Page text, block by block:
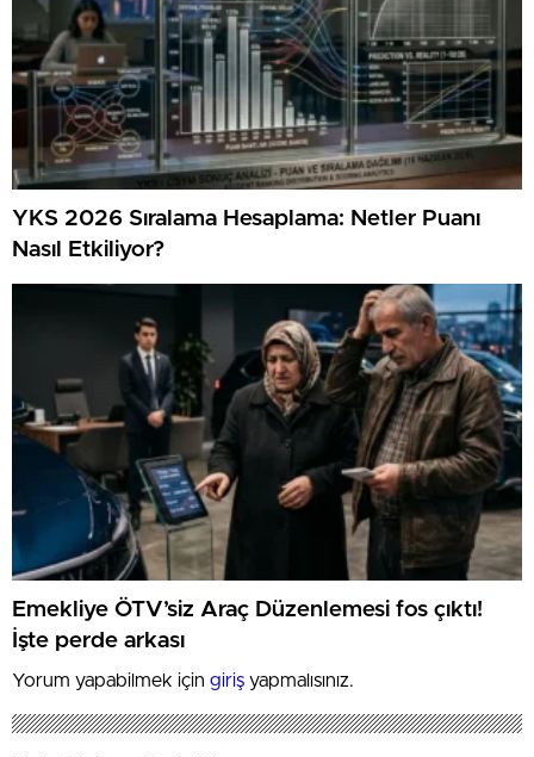
YKS 2026 Sıralama Hesaplama: Netler Puanı
Nasıl Etkiliyor?
Emekliye ÖTV’siz Araç Düzenlemesi fos çıktı!
İşte perde arkası
Yorum yapabilmek için giriş yapmalısınız.